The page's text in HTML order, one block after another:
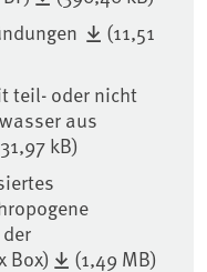
(11,51
teil- oder nicht
aus
kB)
Box)
(1,49 MB)